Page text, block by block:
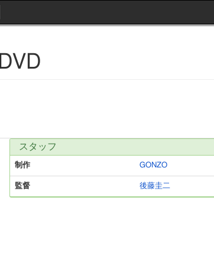
スタッフ
制作 GONZO
監督 後藤圭二